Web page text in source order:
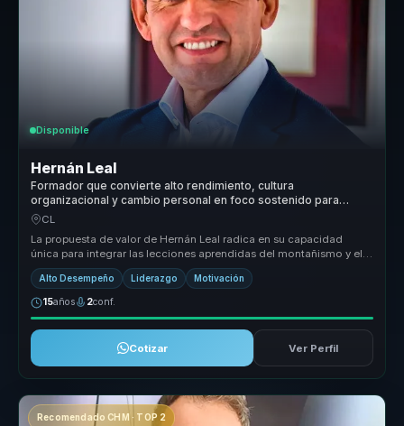
Disponible
Hernán Leal
Formador que convierte alto rendimiento, cultura
organizacional y cambio personal en foco sostenido para
lideres y equipos.
CL
La propuesta de valor de Hernán Leal radica en su capacidad
única para integrar las lecciones aprendidas del montañismo y el
liderazgo em...
Alto Desempeño Liderazgo Motivación
15años 2conf.
Cotizar Ver Perfil
Recomendado CHM · TOP 2